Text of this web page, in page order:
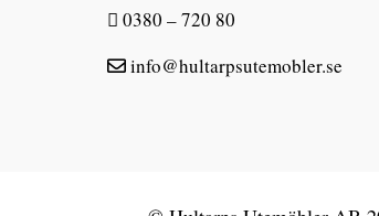
0380 – 720 80
info@hultarpsutemobler.se